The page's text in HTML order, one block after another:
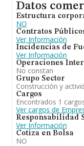
Datos
Estructura
NO
Contratos
Ver Información
Incidencias de
Ver Información
Operaciones
No constan
Grupo Sector
Construcción y
Cargos
Encontrados 1
Ver cargos de
Responsabilidad
Ver Información
Cotiza en Bolsa
NO